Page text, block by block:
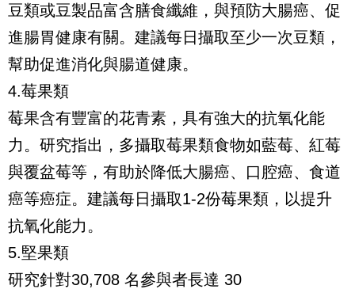
豆類或豆製品富含膳食纖維，與預防大腸癌、促
進腸胃健康有關。建議每日攝取至少一次豆類，
幫助促進消化與腸道健康。
4.莓果類
莓果含有豐富的花青素，具有強大的抗氧化能
力。研究指出，多攝取莓果類食物如藍莓、紅莓
與覆盆莓等，有助於降低大腸癌、口腔癌、食道
癌等癌症。建議每日攝取1-2份莓果類，以提升
抗氧化能力。
5.堅果類
研究針對30,708 名參與者長達 30